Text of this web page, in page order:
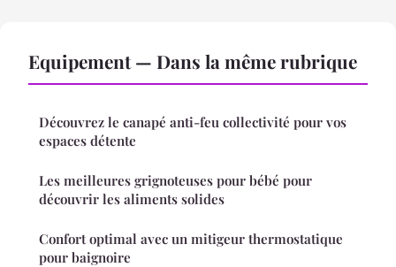
Equipement — Dans la même rubrique
Découvrez le canapé anti-feu collectivité pour vos
espaces détente
Les meilleures grignoteuses pour bébé pour
découvrir les aliments solides
Confort optimal avec un mitigeur thermostatique
pour baignoire